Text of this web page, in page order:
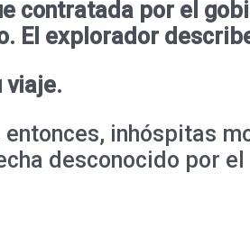
contratada por el
El explorador
viaje.
inhóspitas
desconocido por